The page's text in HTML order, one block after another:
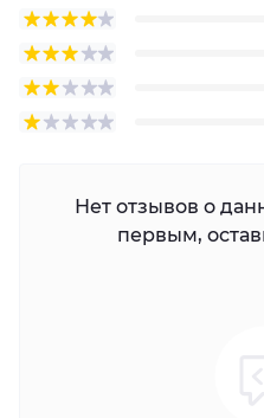
Нет отзывов о
первым,